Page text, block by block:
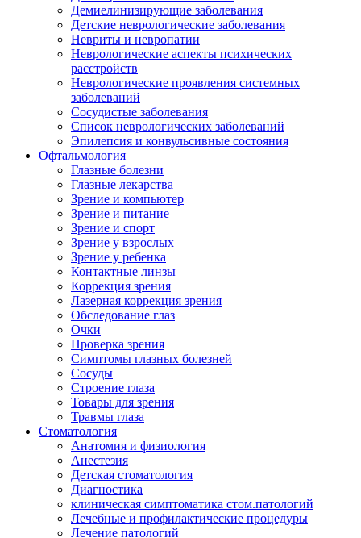
Демиелинизирующие заболевания
Детские неврологические заболевания
Невриты и невропатии
Неврологические аспекты психических
расстройств
Неврологические проявления системных
заболеваний
Сосудистые заболевания
Список неврологических заболеваний
Эпилепсия и конвульсивные состояния
Офтальмология
Глазные болезни
Глазные лекарства
Зрение и компьютер
Зрение и питание
Зрение и спорт
Зрение у взрослых
Зрение у ребенка
Контактные линзы
Коррекция зрения
Лазерная коррекция зрения
Обследование глаз
Очки
Проверка зрения
Симптомы глазных болезней
Сосуды
Строение глаза
Товары для зрения
Травмы глаза
Стоматология
Анатомия и физиология
Анестезия
Детская стоматология
Диагностика
клиническая симптоматика стом.патологий
Лечебные и профилактические процедуры
Лечение патологий